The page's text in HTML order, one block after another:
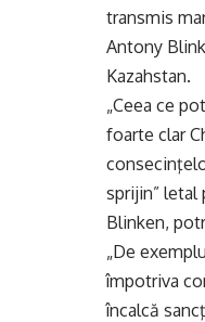
transmis
Antony
Kazahstan.
„Ceea ce
foarte clar
sprijin” letal
Blinken,
„De
împotriva
încalcă